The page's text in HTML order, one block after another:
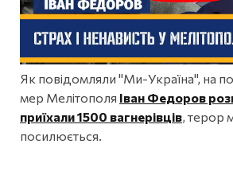
Як повідомляли "Ми-Україна", на
мер Мелітополя Іван Федоров
приїхали 1500 вагнерівців, терор
посилюється.